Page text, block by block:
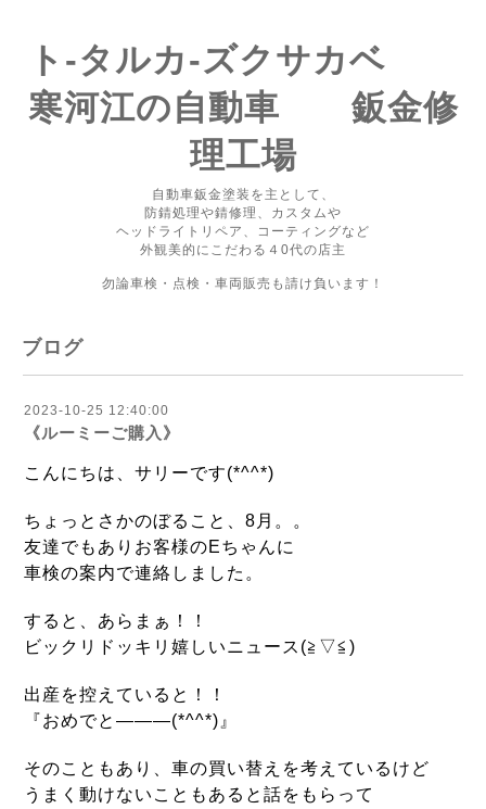
ト-タルカ-ズクサカベ
寒河江の自動車 鈑金修
理工場
自動車鈑金塗装を主として、
防錆処理や錆修理、カスタムや
ヘッドライトリペア、コーティングなど
外観美的にこだわる４0代の店主
勿論車検・点検・車両販売も請け負います！
ブログ
2023-10-25 12:40:00
《ルーミーご購入》
こんにちは、サリーです(*^^*)
ちょっとさかのぼること、8月。
。
友達でもありお客様のEちゃんに
車検の案内で連絡しました。
すると、あらまぁ！！
ビックリ ドッキリ嬉しいニュース(≧▽≦)
出産を控えていると！！
『おめでと―――(*^^*)』
そのこともあり、車の買い替えを考えているけど
うまく動けないこともあると話をもらって